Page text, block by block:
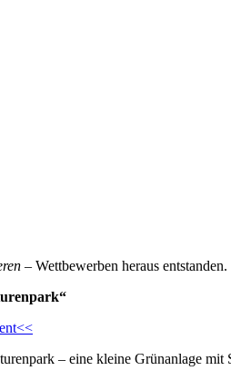
– Wettbewerben heraus
– eine kleine Grünanlage